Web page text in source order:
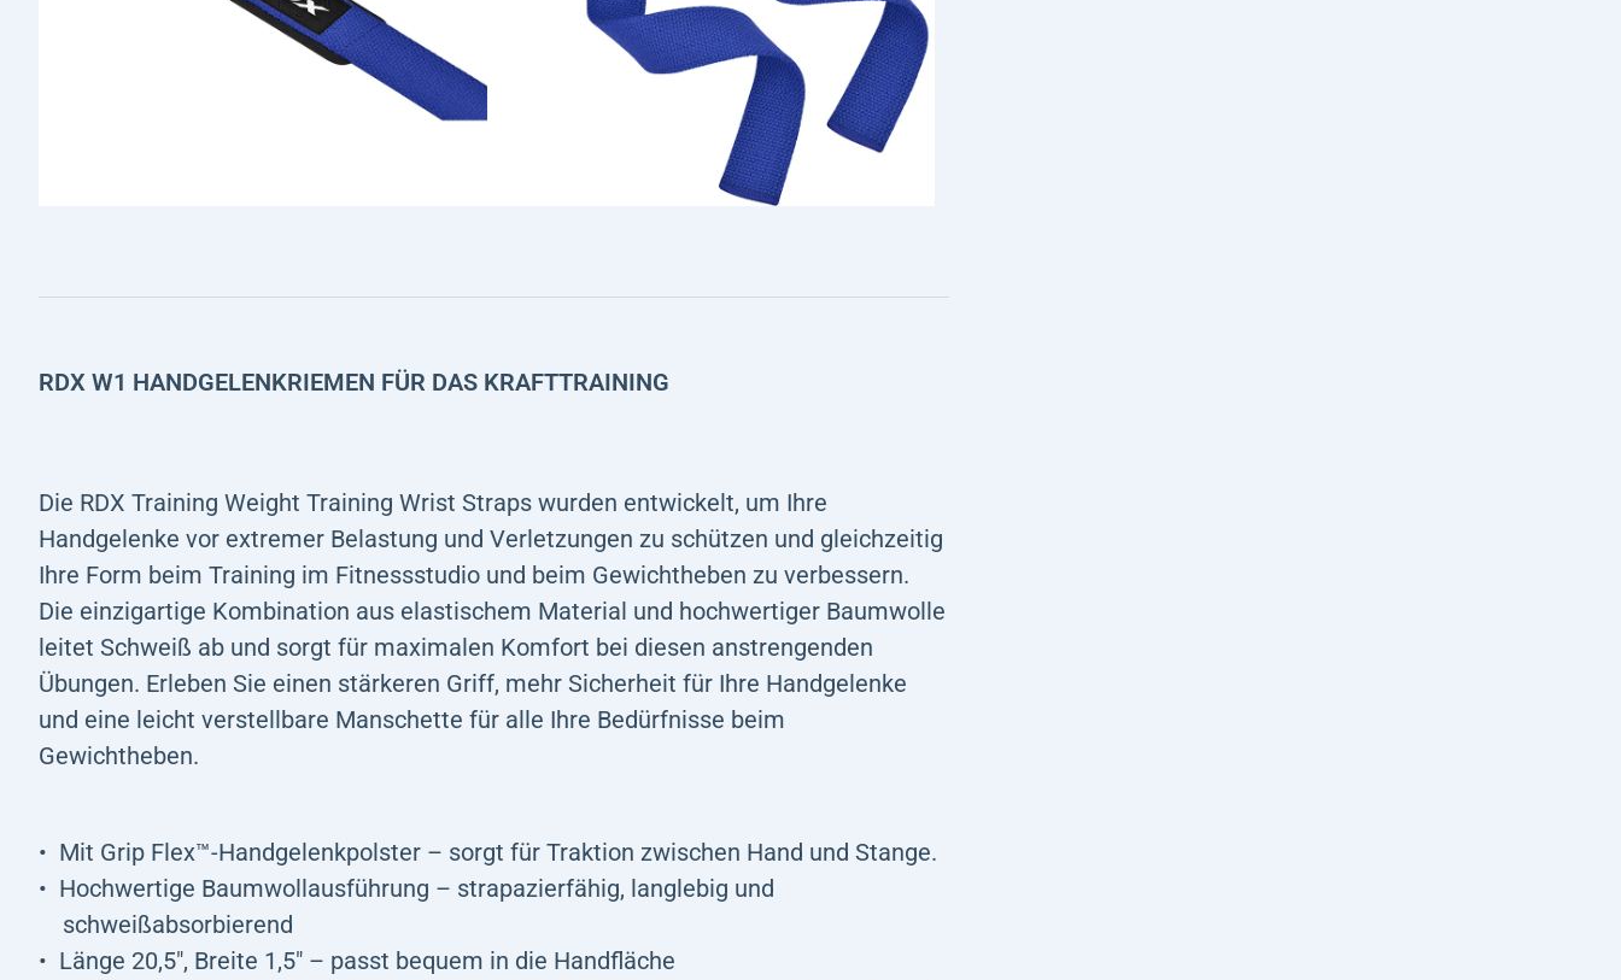
RDX W1 HANDGELENKRIEMEN FÜR DAS KRAFTTRAINING
Die RDX Training Weight Training Wrist Straps wurden entwickelt, um Ihre
Handgelenke vor extremer Belastung und Verletzungen zu schützen und gleichzeitig
Ihre Form beim Training im Fitnessstudio und beim Gewichtheben zu verbessern.
Die einzigartige Kombination aus elastischem Material und hochwertiger Baumwolle
leitet Schweiß ab und sorgt für maximalen Komfort bei diesen anstrengenden
Übungen. Erleben Sie einen stärkeren Griff, mehr Sicherheit für Ihre Handgelenke
und eine leicht verstellbare Manschette für alle Ihre Bedürfnisse beim
Gewichtheben.
Mit Grip Flex™-Handgelenkpolster – sorgt für Traktion zwischen Hand und Stange.
Hochwertige Baumwollausführung – strapazierfähig, langlebig und
schweißabsorbierend
Länge 20,5", Breite 1,5" – passt bequem in die Handfläche